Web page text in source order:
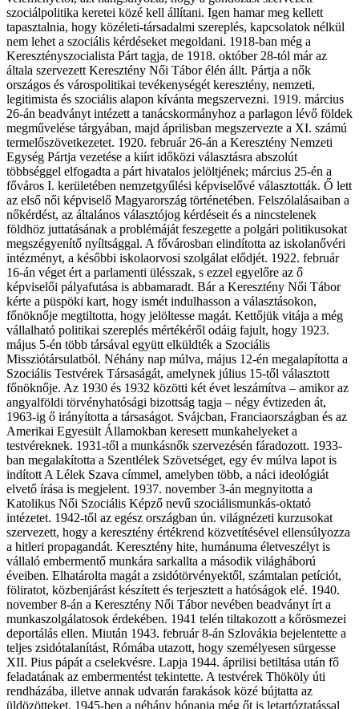
szociálpolitika keretei közé kell állítani. Igen hamar meg kellett
tapasztalnia, hogy közéleti-társadalmi szereplés, kapcsolatok nélkül
nem lehet a szociális kérdéseket megoldani. 1918-ban még a
Keresztényszocialista Párt tagja, de 1918. október 28-tól már az
általa szervezett Keresztény Női Tábor élén állt. Pártja a nők
országos és várospolitikai tevékenységét keresztény, nemzeti,
legitimista és szociális alapon kívánta megszervezni. 1919. március
26-án beadványt intézett a tanácskormányhoz a parlagon lévő földek
megművelése tárgyában, majd áprilisban megszervezte a XI. számú
termelőszövetkezetet. 1920. február 26-án a Keresztény Nemzeti
Egység Pártja vezetése a kiírt időközi választásra abszolút
többséggel elfogadta a párt hivatalos jelöltjének; március 25-én a
főváros I. kerületében nemzetgyűlési képviselővé választották. Ő lett
az első női képviselő Magyarország történetében. Felszólalásaiban a
nőkérdést, az általános választójog kérdéseit és a nincstelenek
földhöz juttatásának a problémáját feszegette a polgári politikusokat
megszégyenítő nyíltsággal. A fővárosban elindította az iskolanővéri
intézményt, a későbbi iskolaorvosi szolgálat elődjét. 1922. február
16-án véget ért a parlamenti ülésszak, s ezzel egyelőre az ő
képviselői pályafutása is abbamaradt. Bár a Keresztény Női Tábor
kérte a püspöki kart, hogy ismét indulhasson a választásokon,
főnöknője megtiltotta, hogy jelöltesse magát. Kettőjük vitája a még
vállalható politikai szereplés mértékéről odáig fajult, hogy 1923.
május 5-én több társával együtt elküldték a Szociális
Missziótársulatból. Néhány nap múlva, május 12-én megalapította a
Szociális Testvérek Társaságát, amelynek július 15-től választott
főnöknője. Az 1930 és 1932 közötti két évet leszámítva – amikor az
angyalföldi törvényhatósági bizottság tagja – négy évtizeden át,
1963-ig ő irányította a társaságot. Svájcban, Franciaországban és az
Amerikai Egyesült Államokban keresett munkahelyeket a
testvéreknek. 1931-től a munkásnők szervezésén fáradozott. 1933-
ban megalakította a Szentlélek Szövetséget, egy év múlva lapot is
indított A Lélek Szava címmel, amelyben több, a náci ideológiát
elvető írása is megjelent. 1937. november 3-án megnyitotta a
Katolikus Női Szociális Képző nevű szociálismunkás-oktató
intézetet. 1942-től az egész országban ún. világnézeti kurzusokat
szervezett, hogy a keresztény értékrend közvetítésével ellensúlyozza
a hitleri propagandát. Keresztény hite, humánuma életveszélyt is
vállaló embermentő munkára sarkallta a második világháború
éveiben. Elhatárolta magát a zsidótörvényektől, számtalan petíciót,
föliratot, közbenjárást készített és terjesztett a hatóságok elé. 1940.
november 8-án a Keresztény Női Tábor nevében beadványt írt a
munkaszolgálatosok érdekében. 1941 telén tiltakozott a kőrösmezei
deportálás ellen. Miután 1943. február 8-án Szlovákia bejelentette a
teljes zsidótalanítást, Rómába utazott, hogy személyesen sürgesse
XII. Pius pápát a cselekvésre. Lapja 1944. áprilisi betiltása után fő
feladatának az embermentést tekintette. A testvérek Thököly úti
rendházába, illetve annak udvarán farakások közé bújtatta az
üldözötteket. 1945-ben a néhány hónapja még őt is letartóztatással